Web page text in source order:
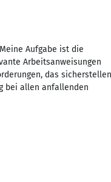
Aufgabe ist die
Arbeitsanweisungen
das sicherstellen
bei allen anfallenden